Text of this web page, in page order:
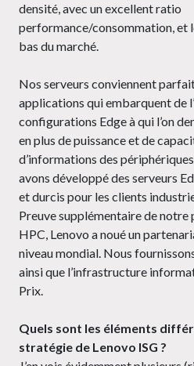
densité, avec un excellent ratio
performance/consommation, et
bas du marché.
Nos serveurs conviennent
applications qui embarquent de
configurations Edge à qui l’on
en plus de puissance et de
d’informations des
avons développé des serveurs
et durcis pour les clients
Preuve supplémentaire de notre
HPC, Lenovo a noué un
niveau mondial. Nous
ainsi que l’infrastructure
Prix.
Quels sont les éléments
stratégie de Lenovo ISG ?